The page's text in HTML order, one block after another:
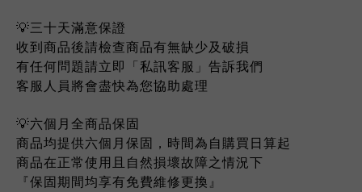
💡三十天滿意保證
收到商品後請檢查商品有無缺少及破損
有任何問題請立即「私訊客服」告訴我們
客服人員將會盡快為您協助處理
💡六個月全商品保固
商品均提供六個月保固，時間為自購買日算起
商品在正常使用且自然損壞故障之情況下
『保固期間均享有免費維修更換』